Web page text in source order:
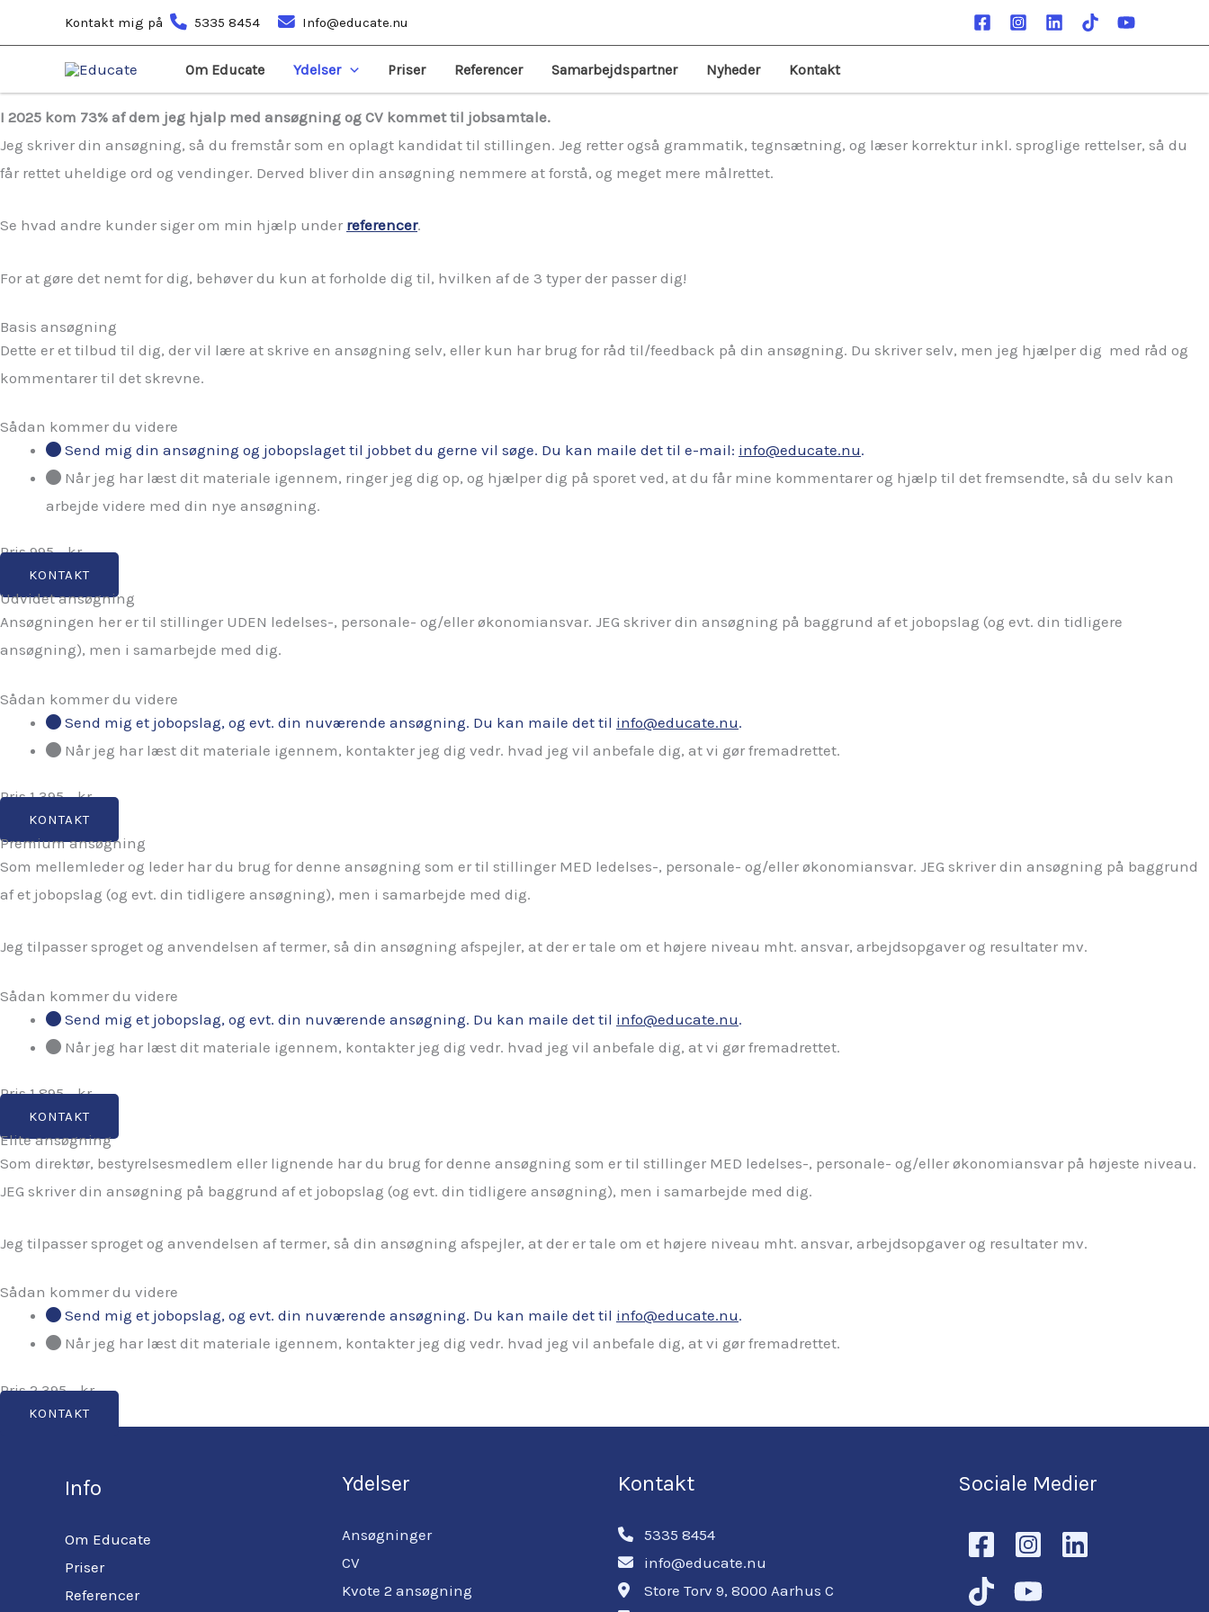
til
indholdet
Kontakt mig på 5335 8454 Info@educate.nu
Om Educate Ydelser Priser Referencer Samarbejdspartner Nyheder Kontakt
Målrettet hjælp til optimal jobsøgning
Med over 20 års erfaring med at skrive ansøgninger, som optimerer jobsøgningen, kan jeg også hjælpe dig.
I 2025 kom 73% af dem jeg hjalp med ansøgning og CV kommet til jobsamtale.
Jeg skriver din ansøgning, så du fremstår som en oplagt kandidat til stillingen. Jeg retter også grammatik, tegnsætning, og læser korrektur inkl. sproglige rettelser, så du
får rettet uheldige ord og vendinger. Derved bliver din ansøgning nemmere at forstå, og meget mere målrettet.
Se hvad andre kunder siger om min hjælp under referencer.
For at gøre det nemt for dig, behøver du kun at forholde dig til, hvilken af de 3 typer der passer dig!
Basis ansøgning
Dette er et tilbud til dig, der vil lære at skrive en ansøgning selv, eller kun har brug for råd til/feedback på din ansøgning. Du skriver selv, men jeg hjælper dig med råd og
kommentarer til det skrevne.
Sådan kommer du videre
Send mig din ansøgning og jobopslaget til jobbet du gerne vil søge. Du kan maile det til e-mail: info@educate.nu.
Når jeg har læst dit materiale igennem, ringer jeg dig op, og hjælper dig på sporet ved, at du får mine kommentarer og hjælp til det fremsendte, så du selv kan
arbejde videre med din nye ansøgning.
Pris 995,- kr.
KONTAKT
Udvidet ansøgning
Ansøgningen her er til stillinger UDEN ledelses-, personale- og/eller økonomiansvar. JEG skriver din ansøgning på baggrund af et jobopslag (og evt. din tidligere
ansøgning), men i samarbejde med dig.
Sådan kommer du videre
Send mig et jobopslag, og evt. din nuværende ansøgning. Du kan maile det til info@educate.nu.
Når jeg har læst dit materiale igennem, kontakter jeg dig vedr. hvad jeg vil anbefale dig, at vi gør fremadrettet.
Pris 1.395,- kr.
KONTAKT
Premium ansøgning
Som mellemleder og leder har du brug for denne ansøgning som er til stillinger MED ledelses-, personale- og/eller økonomiansvar. JEG skriver din ansøgning på baggrund
af et jobopslag (og evt. din tidligere ansøgning), men i samarbejde med dig.
Jeg tilpasser sproget og anvendelsen af termer, så din ansøgning afspejler, at der er tale om et højere niveau mht. ansvar, arbejdsopgaver og resultater mv.
Sådan kommer du videre
Send mig et jobopslag, og evt. din nuværende ansøgning. Du kan maile det til info@educate.nu.
Når jeg har læst dit materiale igennem, kontakter jeg dig vedr. hvad jeg vil anbefale dig, at vi gør fremadrettet.
Pris 1.895,- kr.
KONTAKT
Elite ansøgning
Som direktør, bestyrelsesmedlem eller lignende har du brug for denne ansøgning som er til stillinger MED ledelses-, personale- og/eller økonomiansvar på højeste niveau.
JEG skriver din ansøgning på baggrund af et jobopslag (og evt. din tidligere ansøgning), men i samarbejde med dig.
Jeg tilpasser sproget og anvendelsen af termer, så din ansøgning afspejler, at der er tale om et højere niveau mht. ansvar, arbejdsopgaver og resultater mv.
Sådan kommer du videre
Send mig et jobopslag, og evt. din nuværende ansøgning. Du kan maile det til info@educate.nu.
Når jeg har læst dit materiale igennem, kontakter jeg dig vedr. hvad jeg vil anbefale dig, at vi gør fremadrettet.
Pris 2.395,- kr.
KONTAKT
Info
Om Educate
Priser
Referencer
Ydelser
Ansøgninger
CV
Kvote 2 ansøgning
Kontakt
5335 8454
info@educate.nu
Store Torv 9, 8000 Aarhus C
Sociale Medier